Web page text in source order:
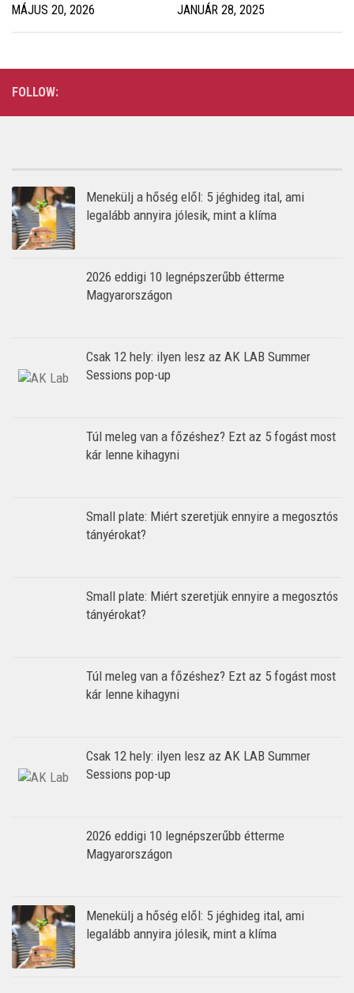
MÁJUS 20, 2026 JANUÁR 28, 2025
FOLLOW:
Menekülj a hőség elől: 5 jéghideg ital, ami
legalább annyira jólesik, mint a klíma
2026 eddigi 10 legnépszerűbb étterme
Magyarországon
Csak 12 hely: ilyen lesz az AK LAB Summer
Sessions pop-up
Túl meleg van a főzéshez? Ezt az 5 fogást most
kár lenne kihagyni
Small plate: Miért szeretjük ennyire a megosztós
tányérokat?
Small plate: Miért szeretjük ennyire a megosztós
tányérokat?
Túl meleg van a főzéshez? Ezt az 5 fogást most
kár lenne kihagyni
Csak 12 hely: ilyen lesz az AK LAB Summer
Sessions pop-up
2026 eddigi 10 legnépszerűbb étterme
Magyarországon
Menekülj a hőség elől: 5 jéghideg ital, ami
legalább annyira jólesik, mint a klíma